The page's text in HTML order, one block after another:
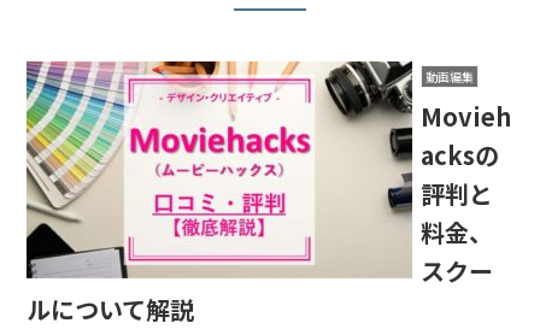
動画編集
Movieh
acksの
評判と
料金、
スクー
ルについて解説